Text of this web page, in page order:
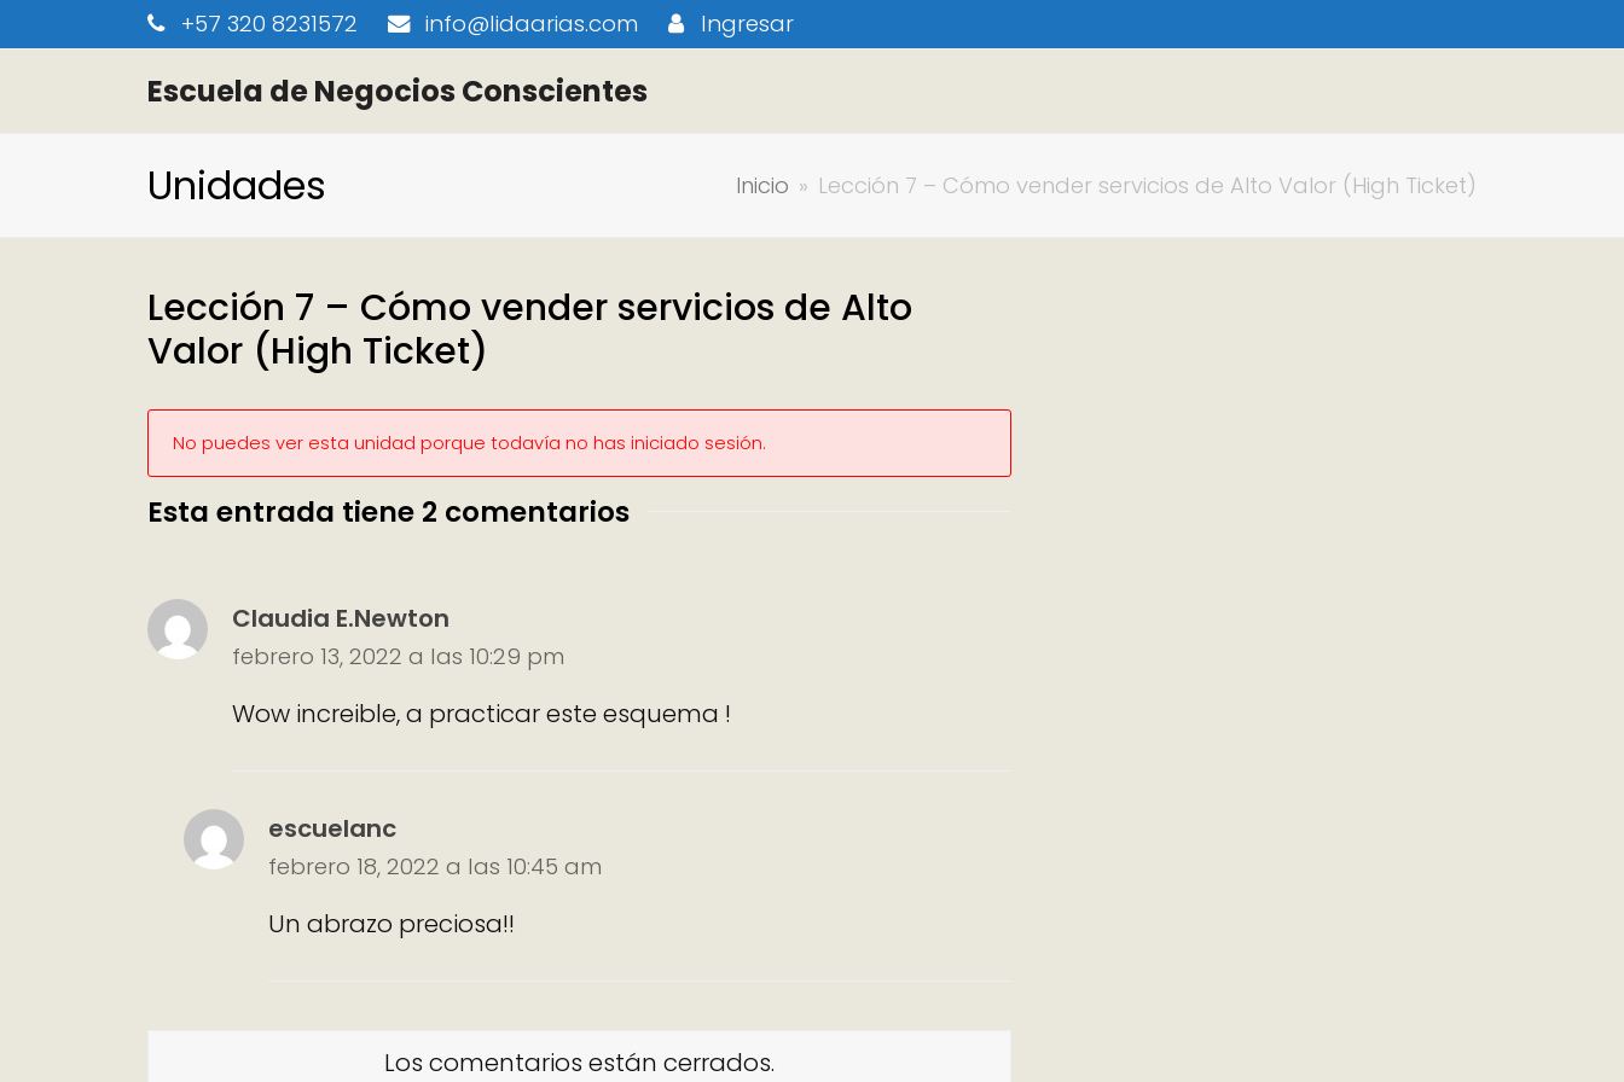
+57 320 8231572 info@lidaarias.com Ingresar
Escuela de Negocios Conscientes
Unidades Inicio » Lección 7 – Cómo vender servicios de Alto Valor (High Ticket)
Lección 7 – Cómo vender servicios de Alto
Valor (High Ticket)
No puedes ver esta unidad porque todavía no has iniciado sesión.
Esta entrada tiene 2 comentarios
Claudia E.Newton
febrero 13, 2022 a las 10:29 pm
Wow increible, a practicar este esquema !
escuelanc
febrero 18, 2022 a las 10:45 am
Un abrazo preciosa!!
Los comentarios están cerrados.